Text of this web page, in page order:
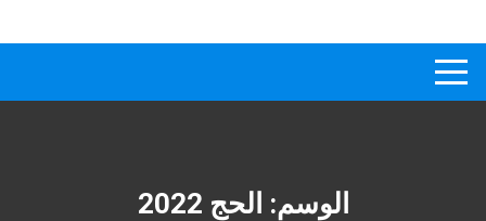
المحتوى
الوسم: الحج 2022